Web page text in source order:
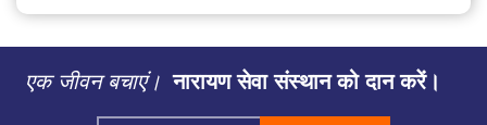
एक जीवन बचाएं। नारायण सेवा संस्थान को दान करें।